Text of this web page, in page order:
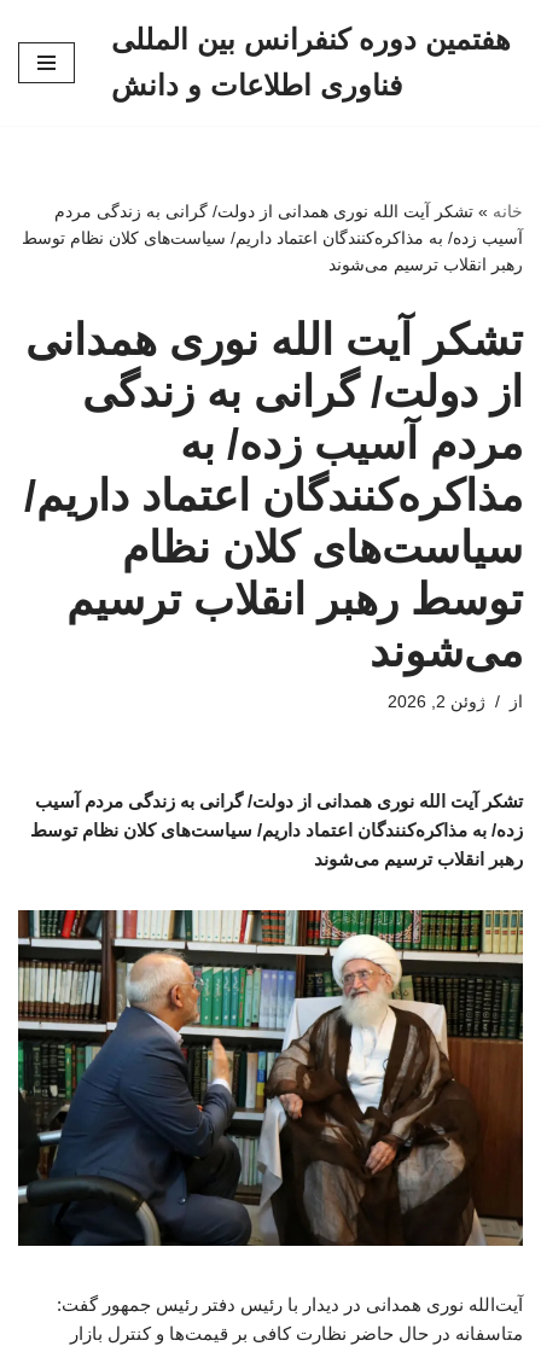
هفتمین دوره کنفرانس بین المللی
فناوری اطلاعات و دانش
خانه » تشکر آیت الله نوری همدانی از دولت/ گرانی به زندگی مردم
آسیب زده/ به مذاکره‌کنندگان اعتماد داریم/ سیاست‌های کلان نظام توسط
رهبر انقلاب ترسیم می‌شوند
تشکر آیت الله نوری همدانی
از دولت/ گرانی به زندگی
مردم آسیب زده/ به
مذاکره‌کنندگان اعتماد داریم/
سیاست‌های کلان نظام
توسط رهبر انقلاب ترسیم
می‌شوند
از ژوئن 2, 2026
تشکر آیت الله نوری همدانی از دولت/ گرانی به زندگی مردم آسیب
زده/ به مذاکره‌کنندگان اعتماد داریم/ سیاست‌های کلان نظام توسط
رهبر انقلاب ترسیم می‌شوند
آیت‌الله نوری همدانی در دیدار با رئیس دفتر رئیس جمهور گفت:
متاسفانه در حال حاضر نظارت کافی بر قیمت‌ها و کنترل بازار